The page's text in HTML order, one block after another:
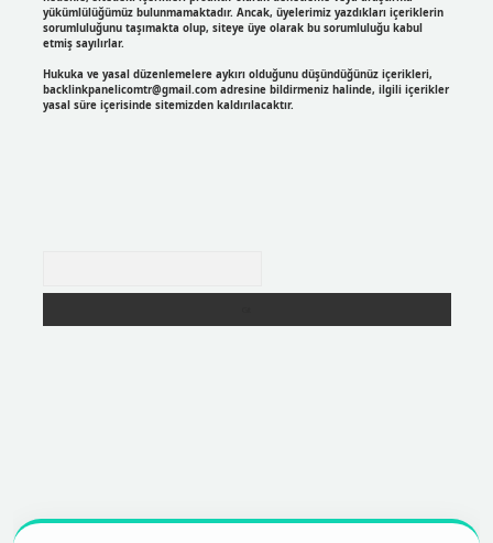
yükümlülüğümüz bulunmamaktadır. Ancak, üyelerimiz yazdıkları içeriklerin
sorumluluğunu taşımakta olup, siteye üye olarak bu sorumluluğu kabul
etmiş sayılırlar.
Hukuka ve yasal düzenlemelere aykırı olduğunu düşündüğünüz içerikleri,
backlinkpanelicomtr@gmail.comadresine bildirmeniz halinde, ilgili içerikler
yasal süre içerisinde sitemizden kaldırılacaktır.